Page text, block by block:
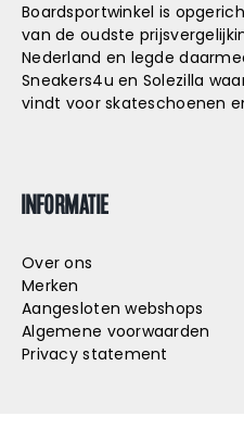
Boardsportwinkel is
van de oudste
Nederland en legde
Sneakers4u en Solezilla
vindt voor skateschoenen
INFORMATIE
Over ons
Merken
Aangesloten webshops
Algemene voorwaarden
Privacy statement